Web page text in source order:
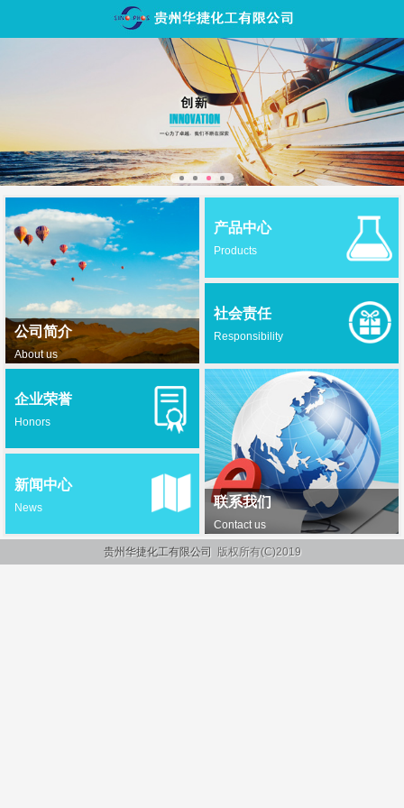
公司简介
About us
产品中心
Products
社会责任
Responsibility
联系我们
Contact us
企业荣誉
Honors
新闻中心
News
贵州华捷化工有限公司 版权所有(C)2019